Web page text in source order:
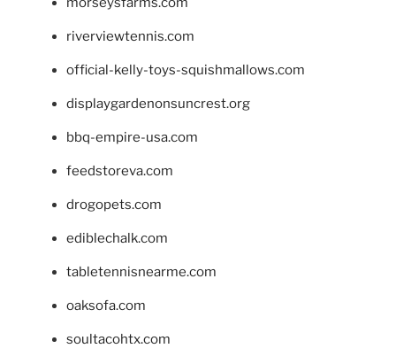
riverviewtennis.com
official-kelly-toys-squishmallows.com
displaygardenonsuncrest.org
bbq-empire-usa.com
feedstoreva.com
drogopets.com
ediblechalk.com
tabletennisnearme.com
oaksofa.com
soultacohtx.com